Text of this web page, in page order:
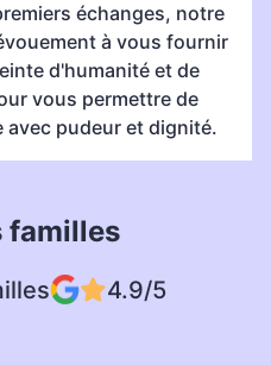
échanges, notre
à vous fournir
d'humanité et de
vous permettre de
pudeur et dignité.
familles
4.9/5